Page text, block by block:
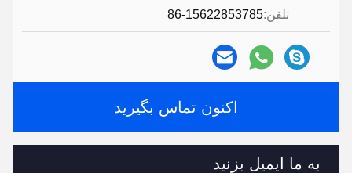
تلفن:86-15622853785
اکنون تماس بگیرید
به ما ایمیل بزنید